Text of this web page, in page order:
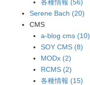
各種情報 (56)
Serene Bach (20)
CMS
a-blog cms (10)
SOY CMS (8)
MODx (2)
RCMS (2)
各種情報 (15)